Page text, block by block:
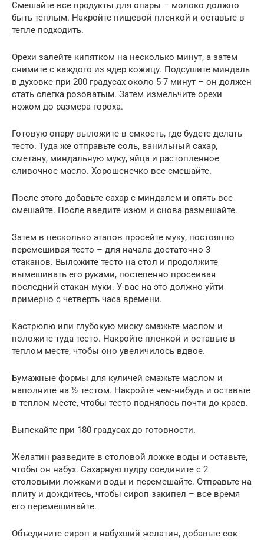
Смешайте все продукты для опары – молоко должно
быть теплым. Накройте пищевой пленкой и оставьте в
тепле подходить.
Орехи залейте кипятком на несколько минут, а затем
снимите с каждого из ядер кожицу. Подсушите миндаль
в духовке при 200 градусах около 5-7 минут – он должен
стать слегка розоватым. Затем измельчите орехи
ножом до размера гороха.
Готовую опару выложите в емкость, где будете делать
тесто. Туда же отправьте соль, ванильный сахар,
сметану, миндальную муку, яйца и растопленное
сливочное масло. Хорошенечко все смешайте.
После этого добавьте сахар с миндалем и опять все
смешайте. После введите изюм и снова размешайте.
Затем в несколько этапов просейте муку, постоянно
перемешивая тесто – для начала достаточно 3
стаканов. Выложите тесто на стол и продолжите
вымешивать его руками, постепенно просеивая
последний стакан муки. У вас на это должно уйти
примерно с четверть часа времени.
Кастрюлю или глубокую миску смажьте маслом и
положите туда тесто. Накройте пленкой и оставьте в
теплом месте, чтобы оно увеличилось вдвое.
Бумажные формы для куличей смажьте маслом и
наполните на ½ тестом. Накройте чем-нибудь и оставьте
в теплом месте, чтобы тесто поднялось почти до краев.
Выпекайте при 180 градусах до готовности.
Желатин разведите в столовой ложке воды и оставьте,
чтобы он набух. Сахарную пудру соедините с 2
столовыми ложками воды и перемешайте. Отправьте на
плиту и дождитесь, чтобы сироп закипел – все время
его перемешивайте.
Объедините сироп и набухший желатин, добавьте сок